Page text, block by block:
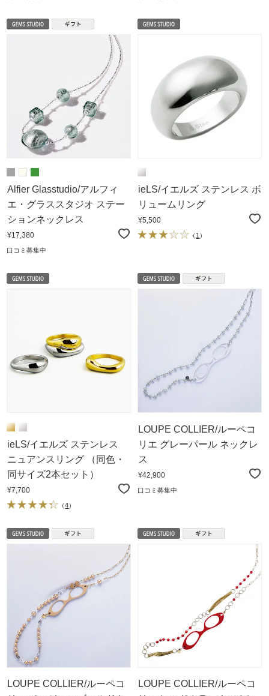
Alfier Glasstudio/アルフィ
エ・グラススタジオ ステー
ションネックレス
¥17,380
口コミ募集中
ieLS/イエルズ ステンレス ボ
リュームリング
¥5,500
（1）
ieLS/イエルズ ステンレス
ニュアンスリング （同色・
同サイズ2本セット）
¥7,700
（4）
LOUPE COLLIER/ルーペコ
リエ グレーパール ネックレ
ス
¥42,900
口コミ募集中
LOUPE COLLIER/ルーペコ
LOUPE COLLIER/ルーペコ